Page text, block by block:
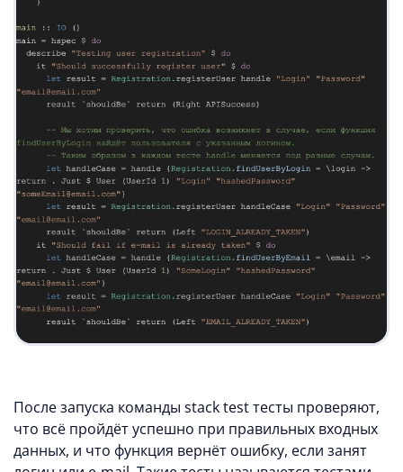
После запуска команды stack test тесты проверяют,
что всё пройдёт успешно при правильных входных
данных, и что функция вернёт ошибку, если занят